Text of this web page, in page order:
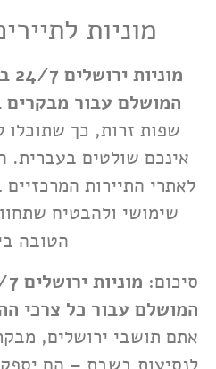
מוניות
המושלם עבור מבקרים
שפות זרות, כך
אינכם שולטים בעברית.
לאתרי התיירות
שימושי ולהבטיח
הטובה
סיכום:
המושלם עבור כל צרכי
אתם תושבי ירושלים,